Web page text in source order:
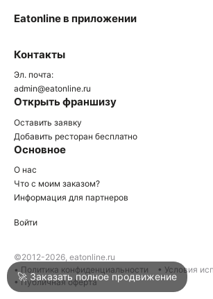
Войти
Написать в техподдержку
Контакты
Эл. почта:
admin@eatonline.ru
Открыть франшизу
Оставить заявку
Добавить ресторан бесплатно
Основное
О нас
Что с моим заказом?
Информация для партнеров
Eatonline в приложении
Войти
©2012-2026, eatonline.ru
• Политика конфиденциальности
• Условия
• Публичная оферта
🚀 Заказать полное продвижение